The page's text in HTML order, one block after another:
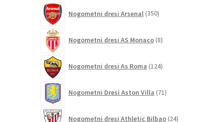
Nogometni dresi Arsenal 350izdelkov
Nogometni dresi AS Monaco 8izdelkov
Nogometni dresi As Roma 124izdelkov
Nogometni Dresi Aston Villa 71izdelkov
Nogometni dresi Athletic Bilbao 24